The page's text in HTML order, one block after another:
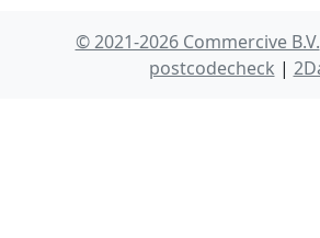
© 2021-2026 Commercive B.V.
postcodecheck |